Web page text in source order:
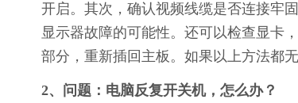
开启。其次，确认视频线缆是否连接牢
显示器故障的可能性。还可以检查显卡
部分，重新插回主板。如果以上方法都
2、问题：电脑反复开关机，怎么办？